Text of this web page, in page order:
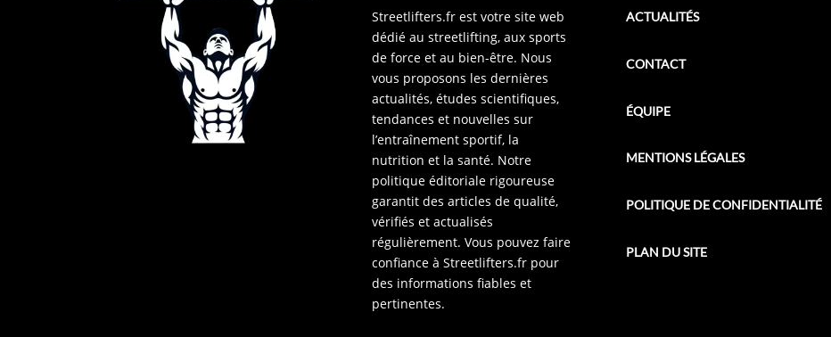
Streetlifters.fr est votre site web
dédié au streetlifting, aux sports
de force et au bien-être. Nous
vous proposons les dernières
actualités, études scientifiques,
tendances et nouvelles sur
l’entraînement sportif, la
nutrition et la santé. Notre
politique éditoriale rigoureuse
garantit des articles de qualité,
vérifiés et actualisés
régulièrement. Vous pouvez faire
confiance à Streetlifters.fr pour
des informations fiables et
pertinentes.
ACTUALITÉS
CONTACT
ÉQUIPE
MENTIONS LÉGALES
POLITIQUE DE CONFIDENTIALITÉ
PLAN DU SITE